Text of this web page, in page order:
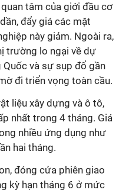
tâm của giới đầu cơ
đẩy giá các mặt
này giảm. Ngoài ra,
trường lo ngại về dự
và sự sụp đổ gần
đi triển vọng toàn cầu.
liệu xây dựng và ô tô,
nhất trong 4 tháng. Giá
nhiều ứng dụng như
hai tháng.
đóng cửa phiên giao
kỳ hạn tháng 6 ở mức